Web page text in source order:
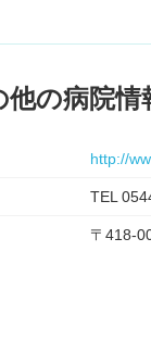
の病院情
http://
TEL
〒418-